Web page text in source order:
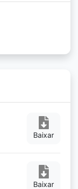
Baixar
Baixar